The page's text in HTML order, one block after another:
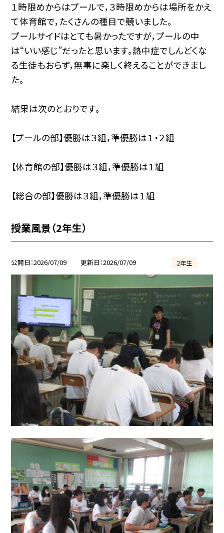
１時限めからはプールで，３時限めからは場所をかえ
て体育館で，たくさんの種目で競いました。
プールサイドはとても暑かったですが，プールの中
は“いい感じ”だったと思います。熱中症でしんどくな
る生徒もおらず，無事に楽しく終えることができまし
た。
結果は次のとおりです。
【プールの部】優勝は３組，準優勝は１・２組
【体育館の部】優勝は３組，準優勝は１組
【総合の部】優勝は３組，準優勝は１組
授業風景（2年生）
公開日 2026/07/09 更新日 2026/07/09 ２年生